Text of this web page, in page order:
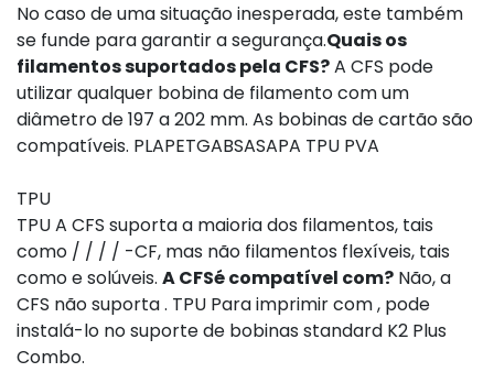
No caso de uma situação inesperada, este também
se funde para garantir a segurança.Quais os
filamentos suportados pela CFS?A CFS pode
utilizar qualquer bobina de filamento com um
diâmetro de 197 a 202 mm. As bobinas de cartão são
compatíveis. PLAPETGABSASAPA TPU PVA
TPU
TPU A CFS suporta a maioria dos filamentos, tais
como / / / / -CF, mas não filamentos flexíveis, tais
como e solúveis. A CFSé compatível com? Não, a
CFS não suporta . TPU Para imprimir com , pode
instalá-lo no suporte de bobinas standard K2 Plus
Combo.